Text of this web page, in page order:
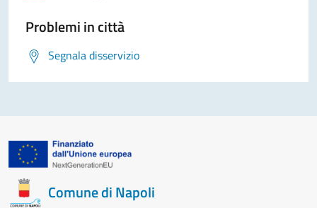
Problemi in città
Segnala disservizio
Comune di Napoli